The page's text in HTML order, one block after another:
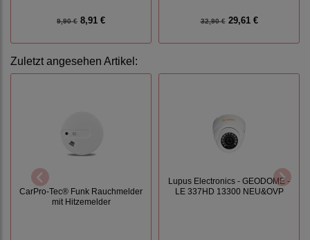
9,90 € 8,91 € 32,90 €29,61 €
Zuletzt angesehen Artikel:
CarPro-Tec® Funk Rauchmelder
mit Hitzemelder
Lupus Electronics - GEODOME -
LE 337HD 13300 NEU&OVP